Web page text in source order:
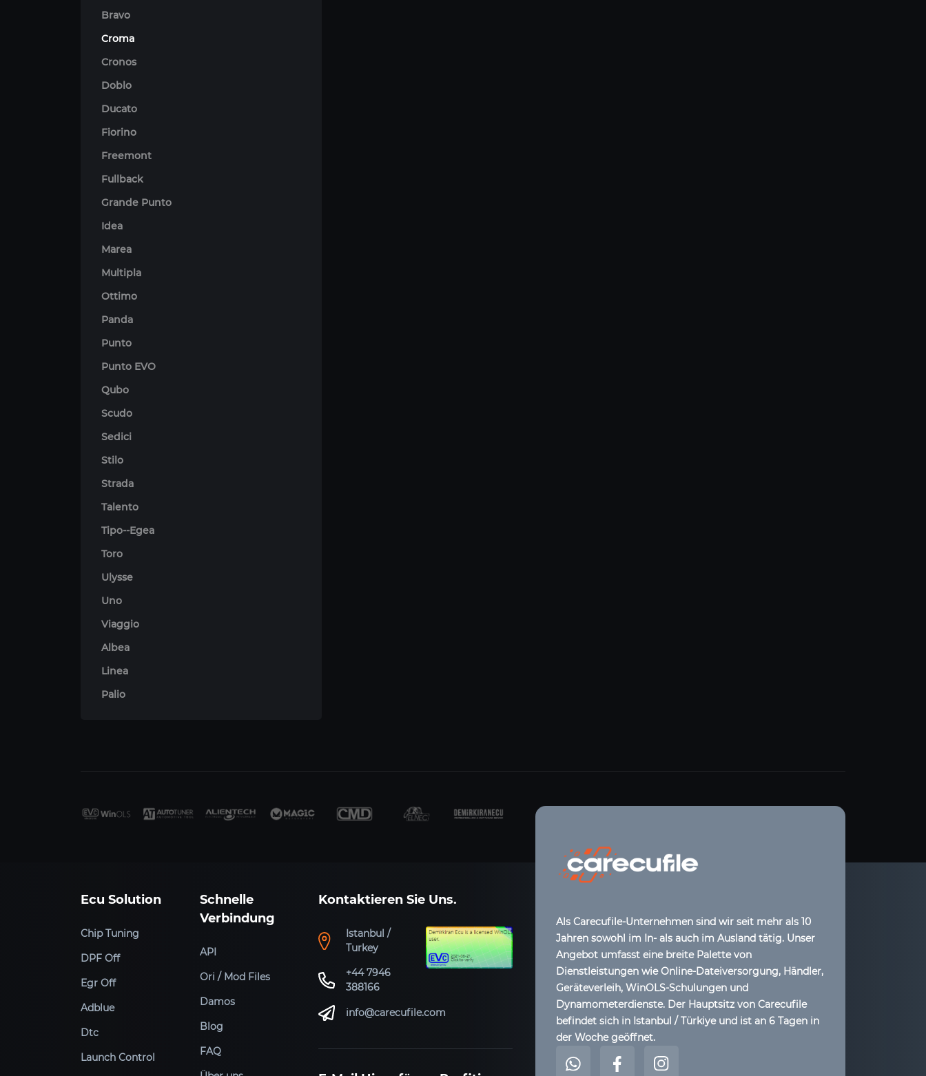
Bravo
Croma
Cronos
Doblo
Ducato
Fiorino
Freemont
Fullback
Grande Punto
Idea
Marea
Multipla
Ottimo
Panda
Punto
Punto EVO
Qubo
Scudo
Sedici
Stilo
Strada
Talento
Tipo--Egea
Toro
Ulysse
Uno
Viaggio
Albea
Linea
Palio
Ecu Solution
Chip Tuning
DPF Off
Egr Off
Adblue
Dtc
Launch Control
Schnelle
Verbindung
API
Ori / Mod Files
Damos
Blog
FAQ
Kontaktieren Sie Uns.
Istanbul /
Turkey
+44 7946
388166
info@carecufile.com
Als Carecufile-Unternehmen sind wir seit mehr als 10
Jahren sowohl im In- als auch im Ausland tätig. Unser
Angebot umfasst eine breite Palette von
Dienstleistungen wie Online-Dateiversorgung, Händler,
Geräteverleih, WinOLS-Schulungen und
Dynamometerdienste. Der Hauptsitz von Carecufile
befindet sich in Istanbul / Türkiye und ist an 6 Tagen in
der Woche geöffnet.